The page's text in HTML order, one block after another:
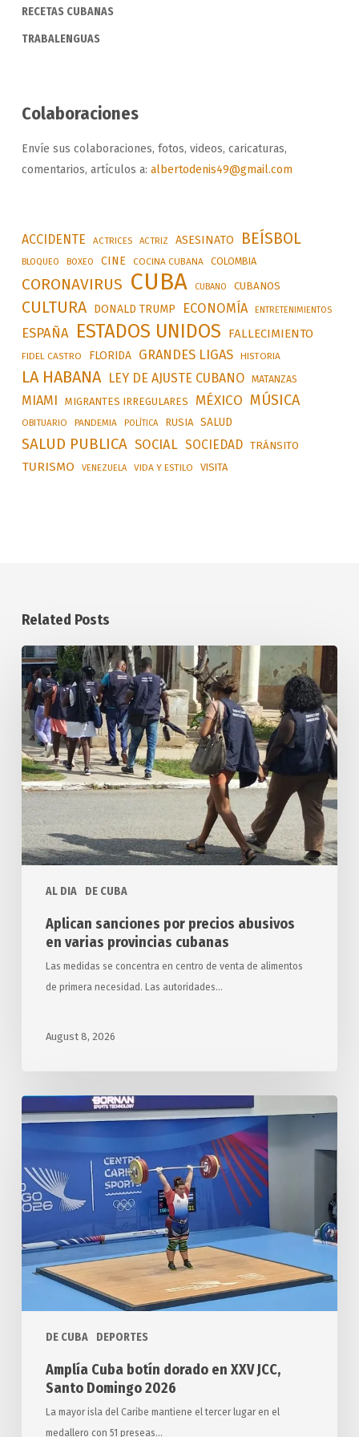
RECETAS CUBANAS
TRABALENGUAS
Colaboraciones
Envíe sus colaboraciones, fotos, videos, caricaturas,
comentarios, artículos a: albertodenis49@gmail.com
ACCIDENTE ACTRICES ACTRIZ ASESINATO BEÍSBOL
BLOQUEO BOXEO CINE COCINA CUBANA COLOMBIA
CORONAVIRUS CUBA CUBANO CUBANOS
CULTURA DONALD TRUMP ECONOMÍA ENTRETENIMIENTOS
ESPAÑA ESTADOS UNIDOS FALLECIMIENTO
FIDEL CASTRO FLORIDA GRANDES LIGAS HISTORIA
LA HABANA LEY DE AJUSTE CUBANO MATANZAS
MIAMI MIGRANTES IRREGULARES MÉXICO MÚSICA
OBITUARIO PANDEMIA POLÍTICA RUSIA SALUD
SALUD PUBLICA SOCIAL SOCIEDAD TRÁNSITO
TURISMO VENEZUELA VIDA Y ESTILO VISITA
Related Posts
AL DIA DE CUBA
Aplican
sanciones
por
precios
abusivos
en
varias
provincias
cubanas
Aplican sanciones por precios abusivos
en varias provincias cubanas
Las medidas se concentra en centro de venta de alimentos
de primera necesidad. Las autoridades…
August 8, 2026
DE CUBA DEPORTES
Cuba
dorado
en
XXV
Santo
Domingo
Amplía Cuba botín dorado en XXV JCC,
Santo Domingo 2026
La mayor isla del Caribe mantiene el tercer lugar en el
medallero con 51 preseas…